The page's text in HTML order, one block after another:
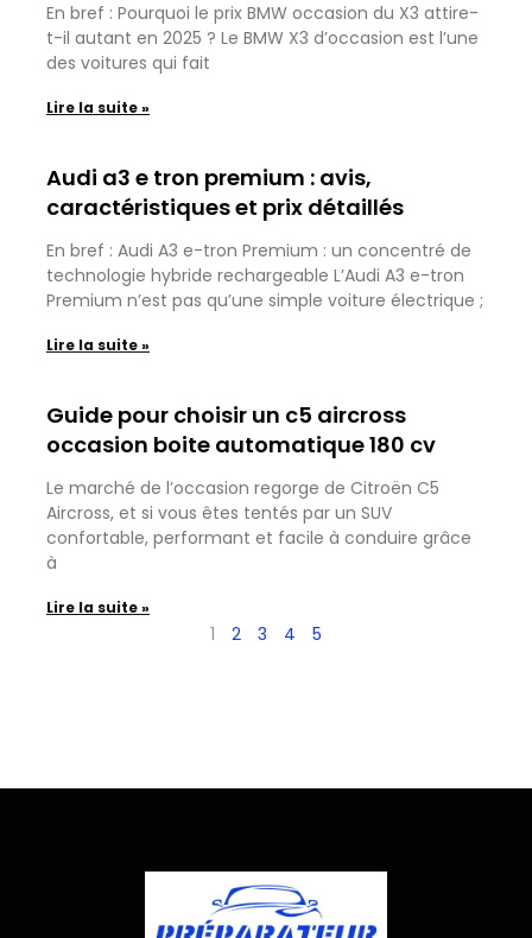
En bref : Pourquoi le prix BMW occasion du X3 attire-
t-il autant en 2025 ? Le BMW X3 d’occasion est l’une
des voitures qui fait
Lire la suite »
Audi a3 e tron premium : avis,
caractéristiques et prix détaillés
En bref : Audi A3 e-tron Premium : un concentré de
technologie hybride rechargeable L’Audi A3 e-tron
Premium n’est pas qu’une simple voiture électrique ;
Lire la suite »
Guide pour choisir un c5 aircross
occasion boite automatique 180 cv
Le marché de l’occasion regorge de Citroën C5
Aircross, et si vous êtes tentés par un SUV
confortable, performant et facile à conduire grâce
à
Lire la suite »
1 2 3 4 5